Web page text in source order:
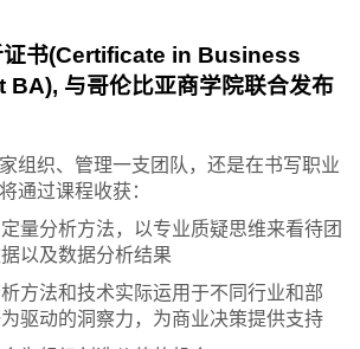
证书(Certificate in Business
与哥伦比亚商学院联合发布
组织、管理一支团队，还是在书写职业
通过课程收获：
量分析方法，以专业质疑思维来看待团
以及数据分析结果
方法和技术实际运用于不同行业和部
驱动的洞察力，为商业决策提供支持